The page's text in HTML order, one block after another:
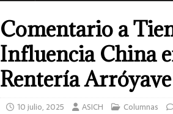
Comentario a
Influencia China
Rentería Arróyave
10 julio, 2025 ASICH Columnas